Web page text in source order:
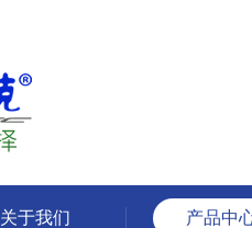
关于我们 产品中